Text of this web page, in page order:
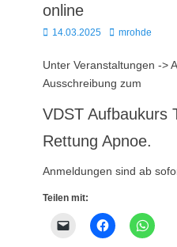
online
Posted
14.03.2025 Autor
mrohde
Unter Veranstaltungen ->
Ausschreibung zum
VDST Aufbaukurs
Rettung Apnoe.
Anmeldungen sind ab
Teilen mit: